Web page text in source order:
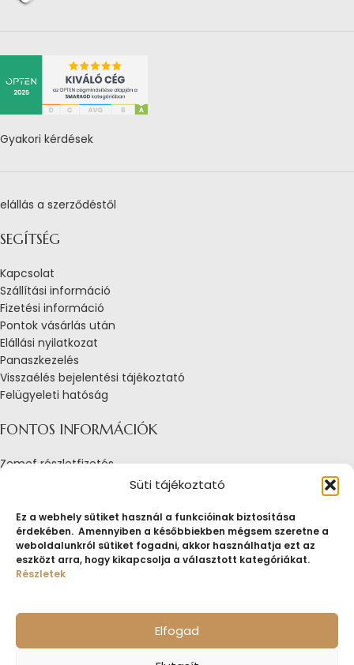
Süti tájékoztató
Ez a webhely sütiket használ a funkcióinak biztosítása
érdekében. Amennyiben a későbbiekben mégsem szeretne a
weboldalunkról sütiket fogadni, akkor használhatja ezt az
eszközt arra, hogy kikapcsolja a választott kategóriákat.
Részletek
Elfogad
Gyakori kérdések
elállás a szerződéstől
SEGÍTSÉG
Kapcsolat
Szállítási információ
Fizetési információ
Pontok vásárlás után
Elállási nyilatkozat
Panaszkezelés
Visszaélés bejelentési tájékoztató
Felügyeleti hatóság
FONTOS INFORMÁCIÓK
Zemef részletfizetés
Adatkezelési tájékoztató
Tájékoztató sütik alkalmazásáról
Fogyasztóvédelmi tájékoztató
Jogi nyilatkozat
Impresszum